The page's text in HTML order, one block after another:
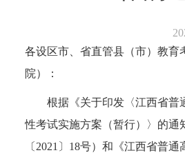
各设区市、省直管县（市）教育
院）：
根据《关于印发〈江西省普
性考试实施方案（暂行）〉的通
〔2021〕18号）和《江西省普